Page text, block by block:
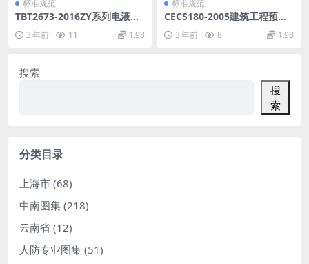
标准规范
TBT2673-2016ZY系列电液转
3 年前 11 1.98
标准规范
CECS180-2005建筑工程预应
3 年前 8 1.98
搜索
搜
索
分类目录
上海市 (68)
中南图集 (218)
云南省 (12)
人防专业图集 (51)